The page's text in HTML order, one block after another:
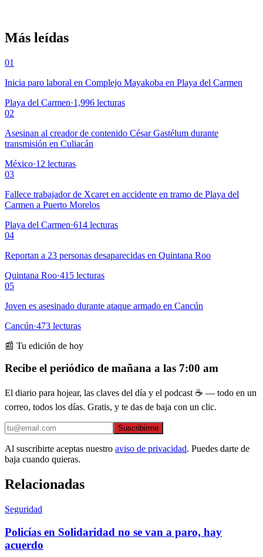
Más leídas
01
Inicia paro laboral en Complejo Mayakoba en Playa del Carmen
Playa del Carmen·1,996 lecturas
02
Asesinan al creador de contenido César Gastélum durante
transmisión en Culiacán
México·12 lecturas
03
Fallece trabajador de Xcaret en accidente en tramo de Playa del
Carmen a Puerto Morelos
Playa del Carmen·614 lecturas
04
Reportan a 23 personas desaparecidas en Quintana Roo
Quintana Roo·415 lecturas
05
Joven es asesinado durante ataque armado en Cancún
Cancún·473 lecturas
📰 Tu edición de hoy
Recibe el periódico de mañana a las 7:00 am
El diario para hojear, las claves del día y el podcast ☕ — todo en un
correo, todos los días. Gratis, y te das de baja con un clic.
Suscribirme
Al suscribirte aceptas nuestro aviso de privacidad. Puedes darte de
baja cuando quieras.
Relacionadas
Seguridad
Policías en Solidaridad no se van a paro, hay
acuerdo